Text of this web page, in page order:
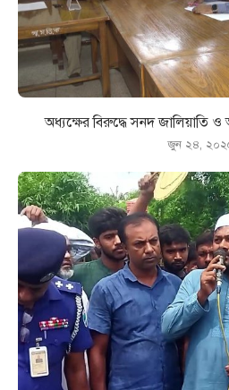
অধ্যক্ষের বিরুদ্ধে সনদ জালিয়াতি
জুন ২৪,